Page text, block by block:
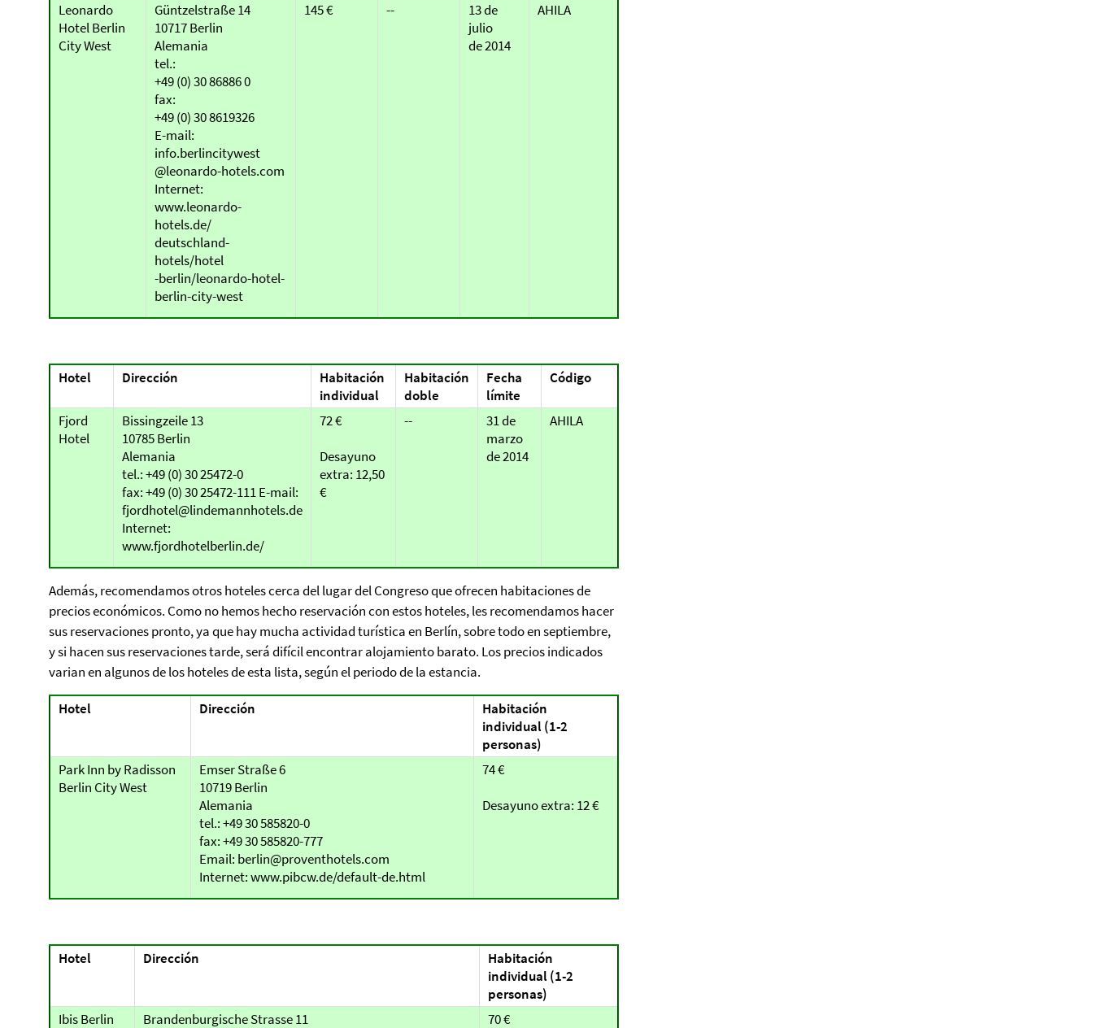
Leonardo
Hotel Berlin
City West
Güntzelstraße 14
10717 Berlin
Alemania
tel.:
+49 (0) 30 86886 0
fax:
+49 (0) 30 8619326
E-mail:
info.berlincitywest
@leonardo-hotels.com
Internet:
www.leonardo-
hotels.de/
deutschland-
hotels/hotel
-berlin/leonardo-hotel-
berlin-city-west
145 € --
13 de
julio
de 2014
AHILA
Hotel Dirección
Habitación
individual
Habitación
doble
Fecha
límite
Código
Fjord
Hotel
Bissingzeile 13
10785 Berlin
Alemania
tel.: +49 (0) 30 25472-0
fax: +49 (0) 30 25472-111 E-mail:
fjordhotel@lindemannhotels.de
Internet:
www.fjordhotelberlin.de/
72 €
Desayuno
extra: 12,50
€
--
31 de
marzo
de 2014
AHILA
Además, recomendamos otros hoteles cerca del lugar del Congreso que ofrecen habitaciones de
precios económicos. Como no hemos hecho reservación con estos hoteles, les recomendamos hacer
sus reservaciones pronto, ya que hay mucha actividad turística en Berlín, sobre todo en septiembre,
y si hacen sus reservaciones tarde, será difícil encontrar alojamiento barato. Los precios indicados
varian en algunos de los hoteles de esta lista, según el periodo de la estancia.
Hotel Dirección
Habitación
individual (1-2
personas)
Park Inn by Radisson
Berlin City West
Emser Straße 6
10719 Berlin
Alemania
tel.: +49 30 585820-0
fax: +49 30 585820-777
Email: berlin@proventhotels.com
Internet: www.pibcw.de/default-de.html
74 €
Desayuno extra: 12 €
Hotel Dirección
Habitación
individual (1-2
personas)
Ibis Berlin
Brandenburgische Strasse 11 70 €